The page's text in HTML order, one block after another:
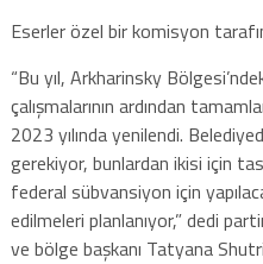
Eserler özel bir komisyon
“Bu yıl, Arkharinsky
çalışmalarının ardından
2023 yılında yenilendi.
gerekiyor, bunlardan ikisi için
federal sübvansiyon için
edilmeleri planlanıyor,” dedi
ve bölge başkanı Tatyana